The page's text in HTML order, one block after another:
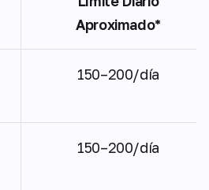
Aproximado*
150–200/día
150–200/día